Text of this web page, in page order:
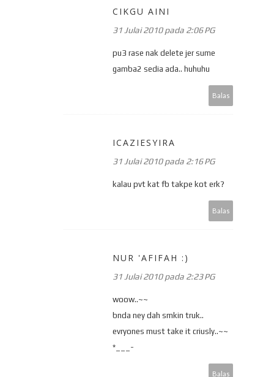
CIKGU AINI
31 Julai 2010 pada 2:06 PG
pu3 rase nak delete jer sume
gamba2 sedia ada.. huhuhu
Balas
ICAZIESYIRA
31 Julai 2010 pada 2:16 PG
kalau pvt kat fb takpe kot erk?
Balas
NUR 'AFIFAH :)
31 Julai 2010 pada 2:23 PG
woow..~~
bnda ney dah smkin truk..
evryones must take it criusly..~~
*___-
Balas